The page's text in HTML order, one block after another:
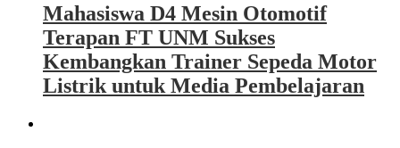
Mahasiswa D4 Mesin Otomotif
Terapan FT UNM Sukses
Kembangkan Trainer Sepeda Motor
Listrik untuk Media Pembelajaran